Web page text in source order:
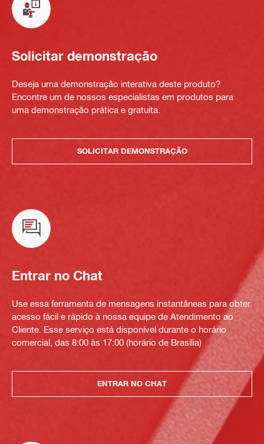
Solicitar demonstração
Deseja uma demonstração interativa deste produto?
Encontre um de nossos especialistas em produtos para
uma demonstração prática e gratuita.
SOLICITAR DEMONSTRAÇÃO
Entrar no Chat
Use essa ferramenta de mensagens instantâneas para obter
acesso fácil e rápido à nossa equipe de Atendimento ao
Cliente. Esse serviço está disponível durante o horário
comercial, das 8:00 às 17:00 (horário de Brasília)
ENTRAR NO CHAT